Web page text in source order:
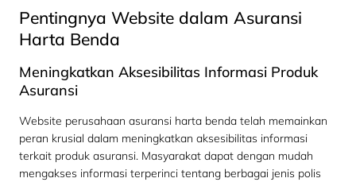
Pentingnya Website dalam Asuransi
Harta Benda
Meningkatkan Aksesibilitas Informasi Produk
Asuransi
Website perusahaan asuransi harta benda telah memainkan
peran krusial dalam meningkatkan aksesibilitas informasi
terkait produk asuransi. Masyarakat dapat dengan mudah
mengakses informasi terperinci tentang berbagai jenis polis